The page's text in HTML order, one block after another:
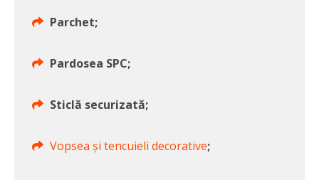
Parchet;
Pardosea SPC;
Sticlă securizată;
Vopsea și tencuieli decorative;